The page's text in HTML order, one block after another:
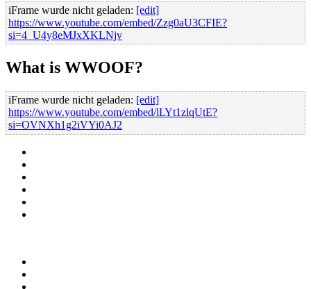
iFrame wurde nicht geladen: [edit]
https://www.youtube.com/embed/Zzg0aU3CFIE?
si=4_U4y8eMJxXKLNjv
What is WWOOF?
iFrame wurde nicht geladen: [edit]
https://www.youtube.com/embed/lLYt1zlqUtE?
si=OVNXh1g2iVYi0AJ2